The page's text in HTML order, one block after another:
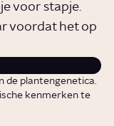
voor stapje.
voordat het op
de plantengenetica.
kenmerken te